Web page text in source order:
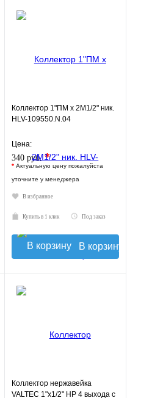
Коллектор 1"ПМ х 2М1/2" ник.
HLV-109550.N.04
Цена:
340 руб.*
* Актуальную цену пожалуйста
уточните у менеджера
В избранное
Купить в 1 клик Под заказ
В корзину
Коллектор нержавейка
VALTEC 1"х1/2" НР 4 выхода с